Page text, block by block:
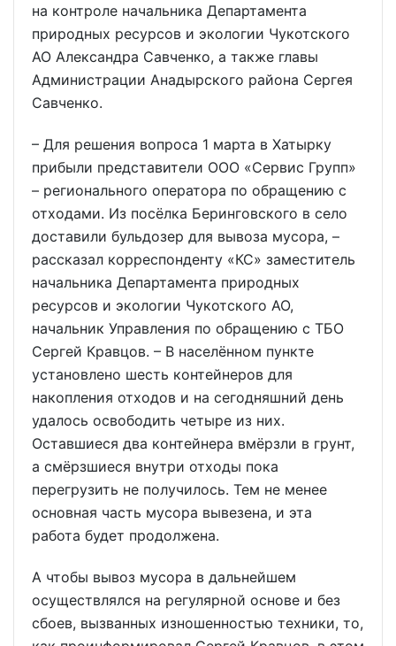
на контроле начальника Департамента
природных ресурсов и экологии Чукотского
АО Александра Савченко, а также главы
Администрации Анадырского района Сергея
Савченко.
– Для решения вопроса 1 марта в Хатырку
прибыли представители ООО «Сервис Групп»
– регионального оператора по обращению с
отходами. Из посёлка Беринговского в село
доставили бульдозер для вывоза мусора, –
рассказал корреспонденту «КС» заместитель
начальника Департамента природных
ресурсов и экологии Чукотского АО,
начальник Управления по обращению с ТБО
Сергей Кравцов. – В населённом пункте
установлено шесть контейнеров для
накопления отходов и на сегодняшний день
удалось освободить четыре из них.
Оставшиеся два контейнера вмёрзли в грунт,
а смёрзшиеся внутри отходы пока
перегрузить не получилось. Тем не менее
основная часть мусора вывезена, и эта
работа будет продолжена.
А чтобы вывоз мусора в дальнейшем
осуществлялся на регулярной основе и без
сбоев, вызванных изношенностью техники, то,